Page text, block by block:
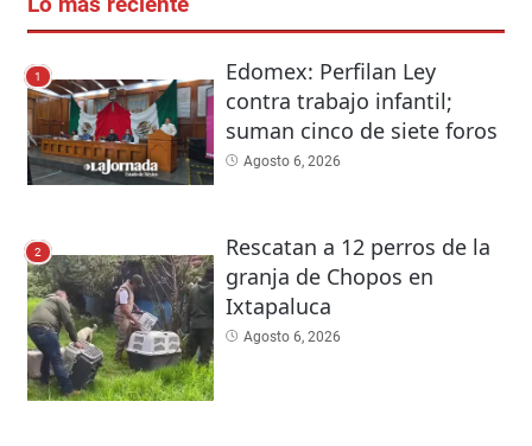
1
Edomex: Perfilan Ley
contra trabajo infantil;
suman cinco de siete foros
Agosto 6, 2026
2
Rescatan a 12 perros de la
granja de Chopos en
Ixtapaluca
Agosto 6, 2026